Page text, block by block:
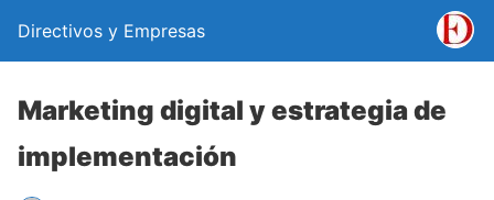
Directivos y Empresas
Marketing digital y estrategia de
implementación